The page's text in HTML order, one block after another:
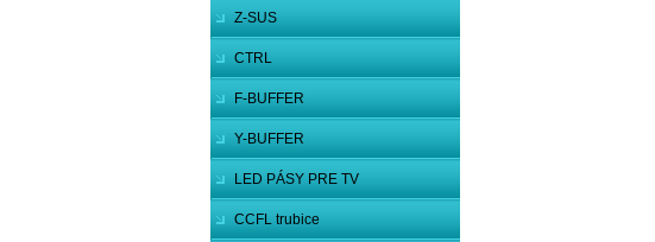
Z-SUS
CTRL
F-BUFFER
Y-BUFFER
LED PÁSY PRE TV
CCFL trubice